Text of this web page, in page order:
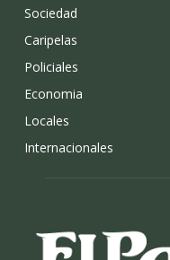
Sociedad
Caripelas
Policiales
Economia
Locales
Internacionales